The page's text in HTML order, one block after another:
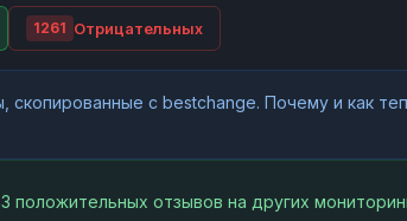
1261 Отрицательных
скопированные с bestchange. Почему и как
положительных отзывов на других